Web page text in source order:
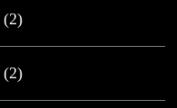
(2)
(2)